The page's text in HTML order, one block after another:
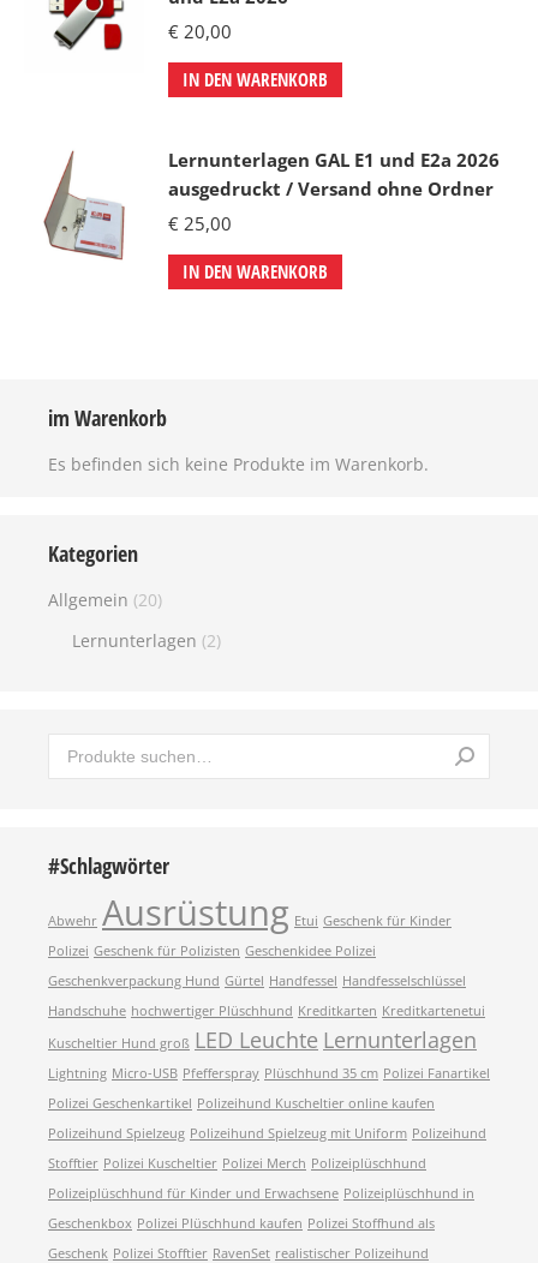
€ 20,00
IN DEN WARENKORB
Lernunterlagen GAL E1 und E2a 2026
ausgedruckt / Versand ohne Ordner
€ 25,00
IN DEN WARENKORB
im Warenkorb
Es befinden sich keine Produkte im Warenkorb.
Kategorien
Allgemein (20)
Lernunterlagen (2)
#Schlagwörter
Abwehr Ausrüstung Etui Geschenk für Kinder
Polizei Geschenk für Polizisten Geschenkidee Polizei
Geschenkverpackung Hund Gürtel Handfessel Handfesselschlüssel
Handschuhe hochwertiger Plüschhund Kreditkarten Kreditkartenetui
Kuscheltier Hund groß LED Leuchte Lernunterlagen
Lightning Micro-USB Pfefferspray Plüschhund 35 cm Polizei Fanartikel
Polizei Geschenkartikel Polizeihund Kuscheltier online kaufen
Polizeihund Spielzeug Polizeihund Spielzeug mit Uniform Polizeihund
Stofftier Polizei Kuscheltier Polizei Merch Polizeiplüschhund
Polizeiplüschhund für Kinder und Erwachsene Polizeiplüschhund in
Geschenkbox Polizei Plüschhund kaufen Polizei Stoffhund als
Geschenk Polizei Stofftier RavenSet realistischer Polizeihund